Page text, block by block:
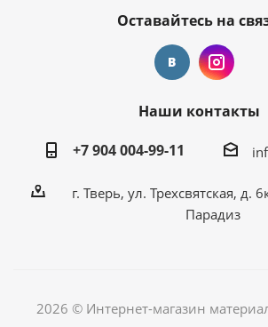
Оставайтесь на
Наши контакты
+7 904 004-99-11
г. Тверь, ул. Трехсвятская, д.
Парадиз
2026 © Интернет-магазин